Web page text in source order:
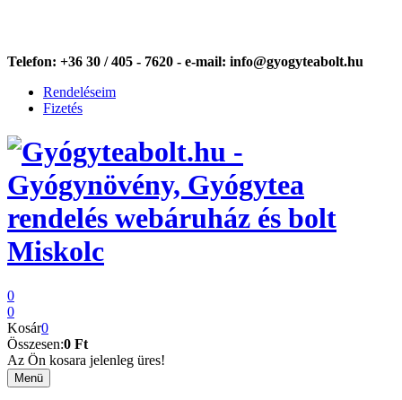
Telefon: +36 30 / 405 - 7620 - e-mail: info@gyogyteabolt.hu
Rendeléseim
Fizetés
0
0
Kosár0
Összesen:0 Ft
Az Ön kosara jelenleg üres!
Menü